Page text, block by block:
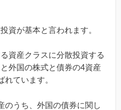
資が基本と言われます。
資産クラスに分散投資する
外国の株式と債券の4資産
ています。
のうち、外国の債券に関し